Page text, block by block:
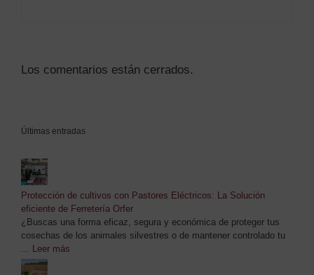
Los comentarios están cerrados.
Últimas entradas
Protección de cultivos con Pastores Eléctricos: La Solución
eficiente de Ferretería Orfer
¿Buscas una forma eficaz, segura y económica de proteger tus
cosechas de los animales silvestres o de mantener controlado tu
Leer más